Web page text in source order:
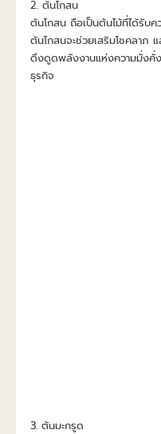
2. ต้นโกสน
ต้นโกสน ถือเป็นต้นไม้ที่ได้รับค
ต้นโกสนจะช่วยเสริมโชคลาภ
ดึงดูดพลังงานแห่งความมั่งคั่ง
ธุรกิจ
3. ต้นมะกรูด